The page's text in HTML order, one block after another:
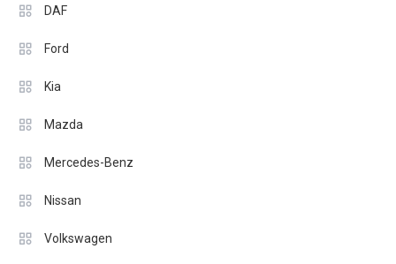
DAF
Ford
Kia
Mazda
Mercedes-Benz
Nissan
Volkswagen